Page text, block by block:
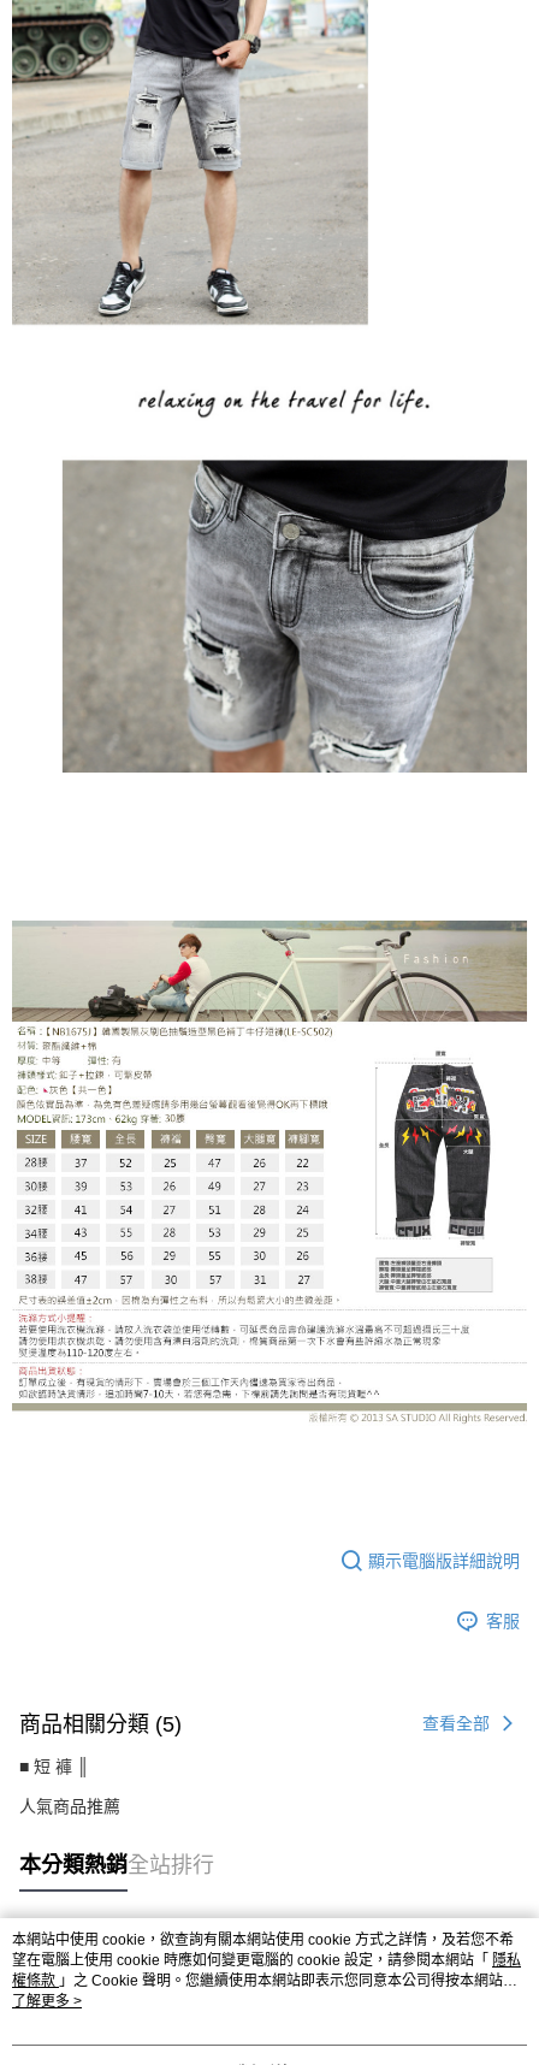
顯示電腦版詳細說明
客服
商品相關分類 (5) 查看全部
■ 短 褲 ║
人氣商品推薦
本分類熱銷全站排行
熱門標籤
本網站中使用 cookie，欲查詢有關本網站使用 cookie 方式之詳情，及若您不希
望在電腦上使用 cookie 時應如何變更電腦的 cookie 設定，請參閱本網站「 隱私
權條款 」之 Cookie 聲明。您繼續使用本網站即表示您同意本公司得按本網站使
用條款之 Cookie 聲明使用 cookie。
了解更多 >